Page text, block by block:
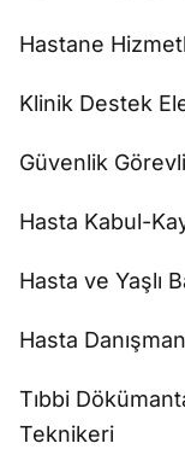
Hastane
Klinik Destek
Güvenlik
Hasta Kabul-
Hasta ve Yaşlı
Hasta
Tıbbi
Teknikeri